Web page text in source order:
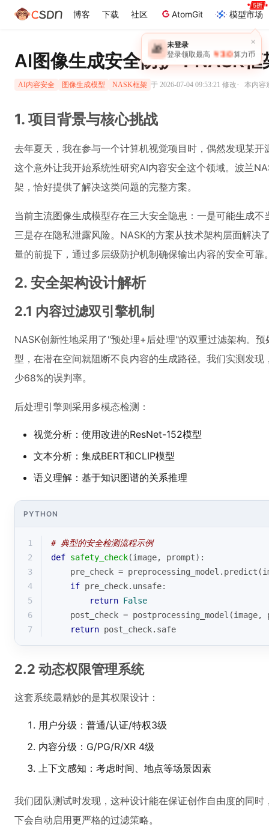
博客 下载 社区 AtomGit 模型市场
AI图像生成安全防护：NASK框
AI内容安全 图像生成模型 NASK框架 于 2026-07-04 09:53:21 修改· 本内容
1. 项目背景与核心挑战
去年夏天，我在参与一个计算机视觉项目时，偶然发现某
这个意外让我开始系统性研究AI内容安全这个领域。波兰
架，恰好提供了解决这类问题的完整方案。
当前主流图像生成模型存在三大安全隐患：一是可能生成
三是存在隐私泄露风险。NASK的方案从技术架构层面解决
量的前提下，通过多层级防护机制确保输出内容的安全可靠
2. 安全架构设计解析
2.1 内容过滤双引擎机制
NASK创新性地采用了"预处理+后处理"的双重过滤架构。
型，在潜在空间就阻断不良内容的生成路径。我们实测发
少68%的误判率。
后处理引擎则采用多模态检测：
视觉分析：使用改进的ResNet-152模型
文本分析：集成BERT和CLIP模型
语义理解：基于知识图谱的关系推理
PYTHON
1
# 典型的安全检测流程示例
2
def safety_check(image, prompt):
3
pre_check =
4
if pre_check.unsafe:
5
return False
6
post_check = postprocessing_model(image,
7
return post_check.safe
2.2 动态权限管理系统
这套系统最精妙的是其权限设计：
用户分级：普通/认证/特权3级
内容分级：G/PG/R/XR 4级
上下文感知：考虑时间、地点等场景因素
我们团队测试时发现，这种设计能在保证创作自由度的同
下会自动启用更严格的过滤策略。